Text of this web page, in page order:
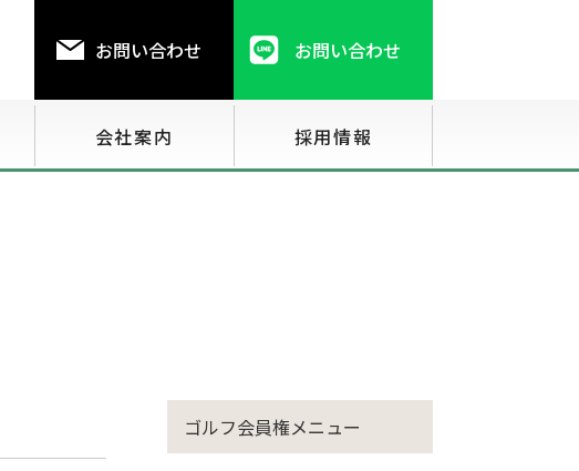
お問い合わせ お問い合わせ
会社案内 採用情報
ゴルフ会員権メニュー